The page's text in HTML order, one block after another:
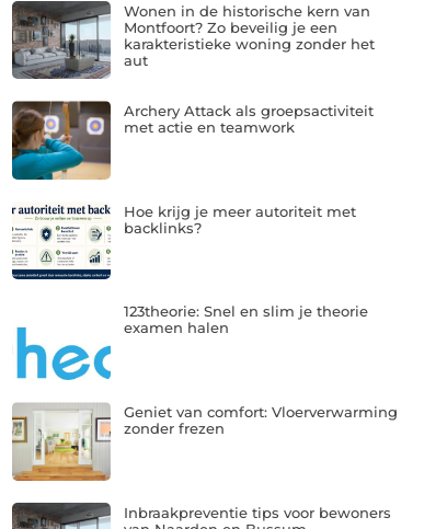
Wonen in de historische kern van
Montfoort? Zo beveilig je een
karakteristieke woning zonder het
aut
Archery Attack als groepsactiviteit
met actie en teamwork
Hoe krijg je meer autoriteit met
backlinks?
123theorie: Snel en slim je theorie
examen halen
Geniet van comfort: Vloerverwarming
zonder frezen
Inbraakpreventie tips voor bewoners